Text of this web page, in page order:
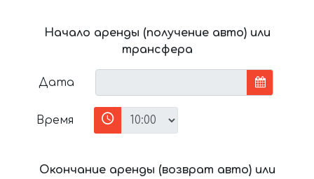
Начало аренды (получение авто) или
трансфера
Дата
Время
Окончание аренды (возврат авто) или